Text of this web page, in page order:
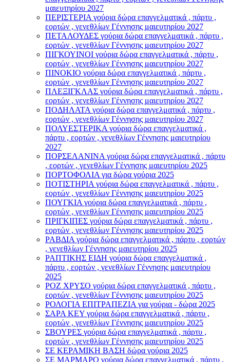
μαιευτηρίου 2027
ΠΕΡΙΣΤΕΡΙΑ γούρια δώρα επαγγελματικά , πάρτυ ,
εορτών , γενεθλίων Γέννησης μαιευτηρίου 2027
ΠΕΤΑΛΟΥΔΕΣ γούρια δώρα επαγγελματικά , πάρτυ ,
εορτών , γενεθλίων Γέννησης μαιευτηρίου 2027
ΠΙΓΚΟΥΙΝΟΙ γούρια δώρα επαγγελματικά , πάρτυ ,
εορτών , γενεθλίων Γέννησης μαιευτηρίου 2027
ΠΙΝΟΚΙΟ γούρια δώρα επαγγελματικά , πάρτυ ,
εορτών , γενεθλίων Γέννησης μαιευτηρίου 2027
ΠΛΕΞΙΓΚΛΑΣ γούρια δώρα επαγγελματικά , πάρτυ ,
εορτών , γενεθλίων Γέννησης μαιευτηρίου 2027
ΠΟΔΗΛΑΤΑ γούρια δώρα επαγγελματικά , πάρτυ ,
εορτών , γενεθλίων Γέννησης μαιευτηρίου 2027
ΠΟΛΥΕΣΤΕΡΙΚΑ γούρια δώρα επαγγελματικά ,
πάρτυ , εορτών , γενεθλίων Γέννησης μαιευτηρίου
2027
ΠΟΡΣΕΛΑΝΙΝΑ γούρια δώρα επαγγελματικά , πάρτυ
, εορτών , γενεθλίων Γέννησης μαιευτηρίου 2025
ΠΟΡΤΟΦΟΛΙΑ για δώρα γούρια 2025
ΠΟΤΙΣΤΗΡΙΑ γούρια δώρα επαγγελματικά , πάρτυ ,
εορτών , γενεθλίων Γέννησης μαιευτηρίου 2025
ΠΟΥΓΚΙΑ γούρια δώρα επαγγελματικά , πάρτυ ,
εορτών , γενεθλίων Γέννησης μαιευτηρίου 2025
ΠΡΙΓΚΙΠΕΣ γούρια δώρα επαγγελματικά , πάρτυ ,
εορτών , γενεθλίων Γέννησης μαιευτηρίου 2025
ΡΑΒΔΙΑ γούρια δώρα επαγγελματικά , πάρτυ , εορτών
, γενεθλίων Γέννησης μαιευτηρίου 2025
ΡΑΠΤΙΚΗΣ ΕΙΔΗ γούρια δώρα επαγγελματικά ,
πάρτυ , εορτών , γενεθλίων Γέννησης μαιευτηρίου
2025
ΡΟΖ ΧΡΥΣΟ γούρια δώρα επαγγελματικά , πάρτυ ,
εορτών , γενεθλίων Γέννησης μαιευτηρίου 2025
ΡΟΛΟΓΙΑ ΕΠΙΤΡΑΠΕΖΙΑ για γούρια - δώρα 2025
ΣΑΡΑ ΚΕΥ γούρια δώρα επαγγελματικά , πάρτυ ,
εορτών , γενεθλίων Γέννησης μαιευτηρίου 2025
ΣΒΟΥΡΕΣ γούρια δώρα επαγγελματικά , πάρτυ ,
εορτών , γενεθλίων Γέννησης μαιευτηρίου 2025
ΣΕ ΚΕΡΑΜΙΚΗ ΒΑΣΗ δώρα γούρια 2025
ΣΕ ΜΑΡΜΑΡΟ γούρια δώρα επαγγελματικά , πάρτυ ,